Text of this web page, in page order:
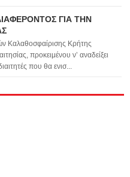
ΓΙΑ ΤΗΝ
Καλαθοσφαίρισης Κρήτης
προκειμένου ν’ αναδείξει
που θα ενισ...